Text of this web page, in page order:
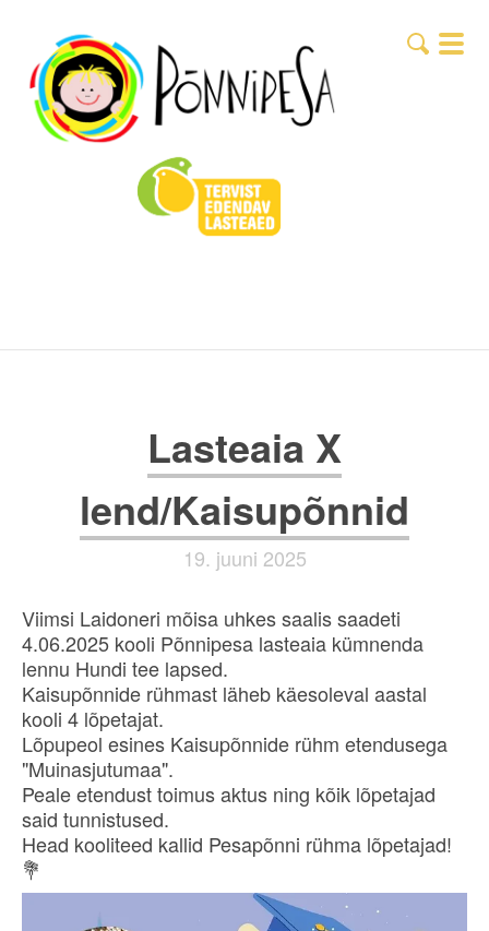
Lasteaia X
lend/Kaisupõnnid
19. juuni 2025
Viimsi Laidoneri mõisa uhkes saalis saadeti
4.06.2025 kooli Põnnipesa lasteaia kümnenda
lennu Hundi tee lapsed.
Kaisupõnnide rühmast läheb käesoleval aastal
kooli 4 lõpetajat.
Lõpupeol esines Kaisupõnnide rühm etendusega
"Muinasjutumaa".
Peale etendust toimus aktus ning kõik lõpetajad
said tunnistused.
Head kooliteed kallid Pesapõnni rühma lõpetajad!
💐